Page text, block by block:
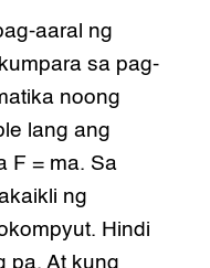
aaral ng
sa pag-
noong
lang ang
F = ma. Sa
ng
Hindi
pa. At kung